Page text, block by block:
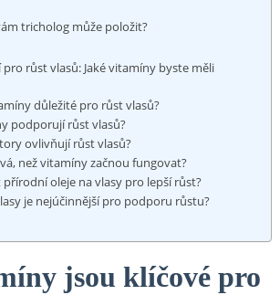
tricholog může položit?
pro růst vlasů: Jaké vitamíny byste měli
důležité pro růst vlasů?
podporují růst vlasů?
ovlivňují růst vlasů?
než vitamíny začnou fungovat?
oleje na vlasy pro lepší růst?
je nejúčinnější pro podporu růstu?
jsou klíčové pro